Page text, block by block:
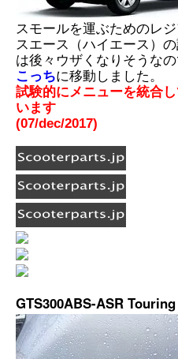
スモールを運ぶためのレ
スエース（ハイエース）
は後々ウザくなりそうな
こっちに移動しました。
試験的にメニューを統合
います
(07/dec/2017)
GTS300ABS-ASR Touring